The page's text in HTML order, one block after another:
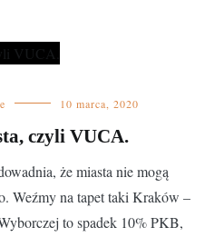
10 marca, 2020
czyli VUCA.
że miasta nie mogą
Weźmy na tapet taki Kraków –
to spadek 10% PKB,